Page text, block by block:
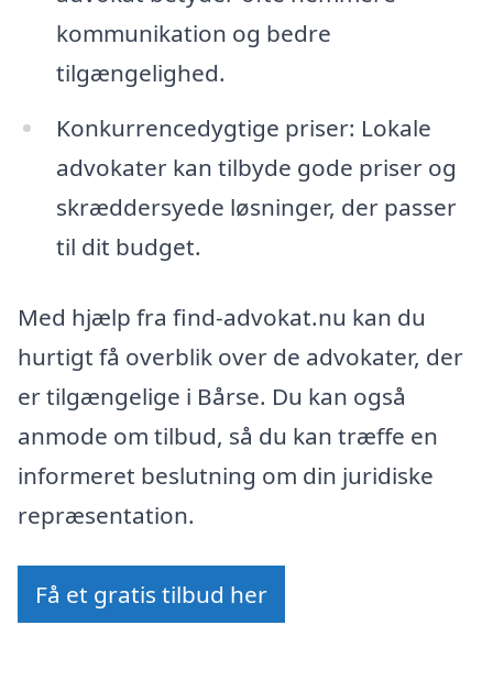
kommunikation og bedre
tilgængelighed.
Konkurrencedygtige priser: Lokale
advokater kan tilbyde gode priser og
skræddersyede løsninger, der passer
til dit budget.
Med hjælp fra find-advokat.nu kan du
hurtigt få overblik over de advokater, der
er tilgængelige i Bårse. Du kan også
anmode om tilbud, så du kan træffe en
informeret beslutning om din juridiske
repræsentation.
Få et gratis tilbud her